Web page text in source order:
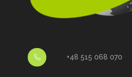
+48 515 068 070